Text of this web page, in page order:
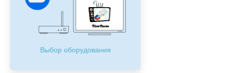
Выбор оборудования